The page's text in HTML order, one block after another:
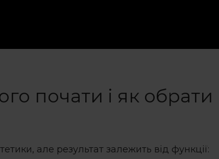
почати і як обрати
але результат залежить від функції: